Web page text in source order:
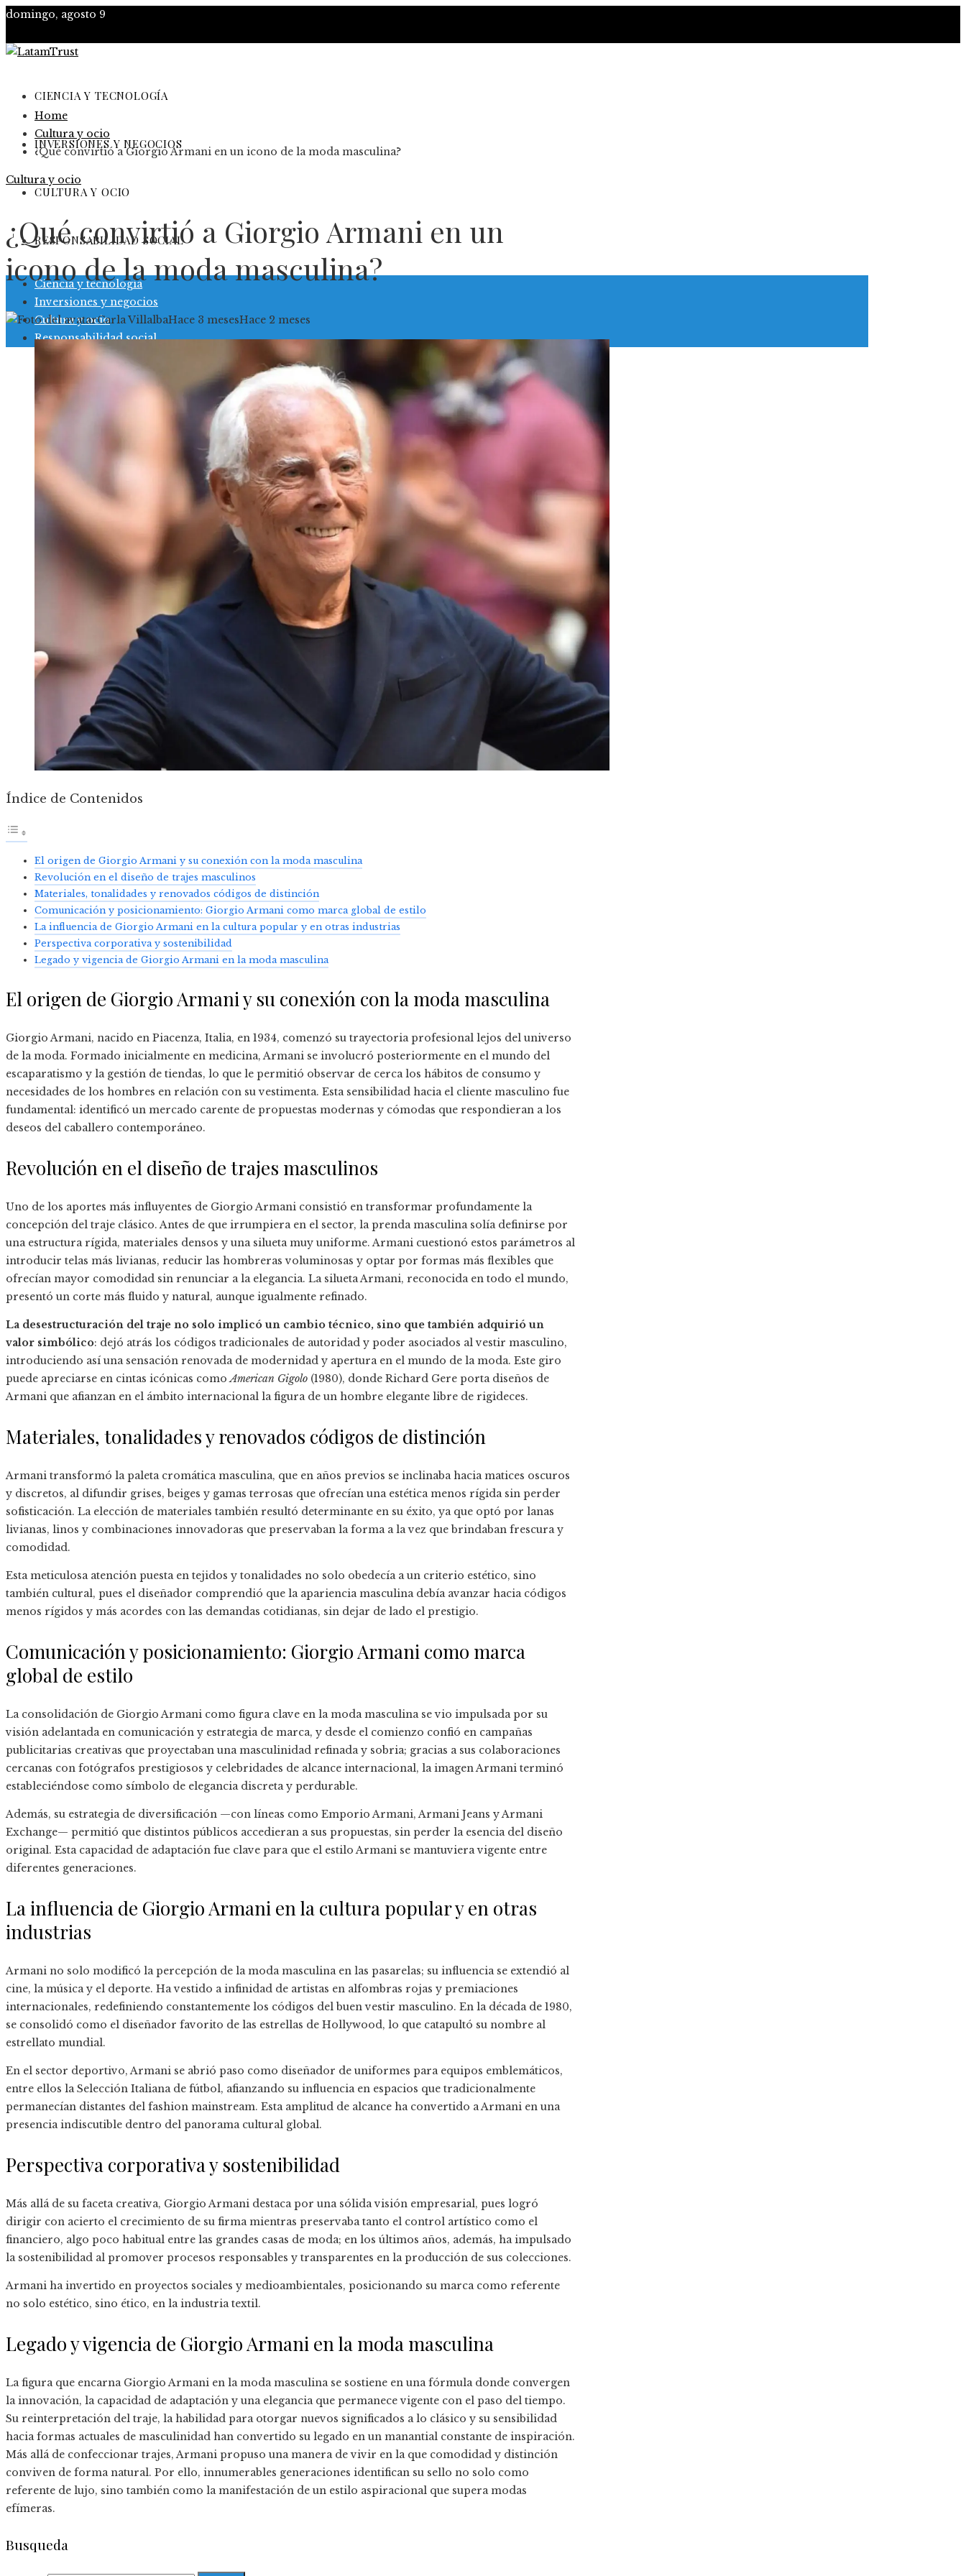
domingo, agosto 9
CIENCIA Y TECNOLOGÍA
INVERSIONES Y NEGOCIOS
CULTURA Y OCIO
RESPONSABILIDAD SOCIAL
Ciencia y tecnología
Inversiones y negocios
Cultura y ocio
Responsabilidad social
Home
Cultura y ocio
¿Qué convirtió a Giorgio Armani en un icono de la moda masculina?
Cultura y ocio
¿Qué convirtió a Giorgio Armani en un
icono de la moda masculina?
Carla VillalbaHace 3 mesesHace 2 meses
Índice de Contenidos
El origen de Giorgio Armani y su conexión con la moda masculina
Revolución en el diseño de trajes masculinos
Materiales, tonalidades y renovados códigos de distinción
Comunicación y posicionamiento: Giorgio Armani como marca global de estilo
La influencia de Giorgio Armani en la cultura popular y en otras industrias
Perspectiva corporativa y sostenibilidad
Legado y vigencia de Giorgio Armani en la moda masculina
El origen de Giorgio Armani y su conexión con la moda masculina
Giorgio Armani, nacido en Piacenza, Italia, en 1934, comenzó su trayectoria profesional lejos del universo
de la moda. Formado inicialmente en medicina, Armani se involucró posteriormente en el mundo del
escaparatismo y la gestión de tiendas, lo que le permitió observar de cerca los hábitos de consumo y
necesidades de los hombres en relación con su vestimenta. Esta sensibilidad hacia el cliente masculino fue
fundamental: identificó un mercado carente de propuestas modernas y cómodas que respondieran a los
deseos del caballero contemporáneo.
Revolución en el diseño de trajes masculinos
Uno de los aportes más influyentes de Giorgio Armani consistió en transformar profundamente la
concepción del traje clásico. Antes de que irrumpiera en el sector, la prenda masculina solía definirse por
una estructura rígida, materiales densos y una silueta muy uniforme. Armani cuestionó estos parámetros al
introducir telas más livianas, reducir las hombreras voluminosas y optar por formas más flexibles que
ofrecían mayor comodidad sin renunciar a la elegancia. La silueta Armani, reconocida en todo el mundo,
presentó un corte más fluido y natural, aunque igualmente refinado.
La desestructuración del traje no solo implicó un cambio técnico, sino que también adquirió un
valor simbólico: dejó atrás los códigos tradicionales de autoridad y poder asociados al vestir masculino,
introduciendo así una sensación renovada de modernidad y apertura en el mundo de la moda. Este giro
puede apreciarse en cintas icónicas comoAmerican Gigolo (1980), donde Richard Gere porta diseños de
Armani que afianzan en el ámbito internacional la figura de un hombre elegante libre de rigideces.
Materiales, tonalidades y renovados códigos de distinción
Armani transformó la paleta cromática masculina, que en años previos se inclinaba hacia matices oscuros
y discretos, al difundir grises, beiges y gamas terrosas que ofrecían una estética menos rígida sin perder
sofisticación. La elección de materiales también resultó determinante en su éxito, ya que optó por lanas
livianas, linos y combinaciones innovadoras que preservaban la forma a la vez que brindaban frescura y
comodidad.
Esta meticulosa atención puesta en tejidos y tonalidades no solo obedecía a un criterio estético, sino
también cultural, pues el diseñador comprendió que la apariencia masculina debía avanzar hacia códigos
menos rígidos y más acordes con las demandas cotidianas, sin dejar de lado el prestigio.
Comunicación y posicionamiento: Giorgio Armani como marca
global de estilo
La consolidación de Giorgio Armani como figura clave en la moda masculina se vio impulsada por su
visión adelantada en comunicación y estrategia de marca, y desde el comienzo confió en campañas
publicitarias creativas que proyectaban una masculinidad refinada y sobria; gracias a sus colaboraciones
cercanas con fotógrafos prestigiosos y celebridades de alcance internacional, la imagen Armani terminó
estableciéndose como símbolo de elegancia discreta y perdurable.
Además, su estrategia de diversificación —con líneas como Emporio Armani, Armani Jeans y Armani
Exchange— permitió que distintos públicos accedieran a sus propuestas, sin perder la esencia del diseño
original. Esta capacidad de adaptación fue clave para que el estilo Armani se mantuviera vigente entre
diferentes generaciones.
La influencia de Giorgio Armani en la cultura popular y en otras
industrias
Armani no solo modificó la percepción de la moda masculina en las pasarelas; su influencia se extendió al
cine, la música y el deporte. Ha vestido a infinidad de artistas en alfombras rojas y premiaciones
internacionales, redefiniendo constantemente los códigos del buen vestir masculino. En la década de 1980,
se consolidó como el diseñador favorito de las estrellas de Hollywood, lo que catapultó su nombre al
estrellato mundial.
En el sector deportivo, Armani se abrió paso como diseñador de uniformes para equipos emblemáticos,
entre ellos la Selección Italiana de fútbol, afianzando su influencia en espacios que tradicionalmente
permanecían distantes del fashion mainstream. Esta amplitud de alcance ha convertido a Armani en una
presencia indiscutible dentro del panorama cultural global.
Perspectiva corporativa y sostenibilidad
Más allá de su faceta creativa, Giorgio Armani destaca por una sólida visión empresarial, pues logró
dirigir con acierto el crecimiento de su firma mientras preservaba tanto el control artístico como el
financiero, algo poco habitual entre las grandes casas de moda; en los últimos años, además, ha impulsado
la sostenibilidad al promover procesos responsables y transparentes en la producción de sus colecciones.
Armani ha invertido en proyectos sociales y medioambientales, posicionando su marca como referente
no solo estético, sino ético, en la industria textil.
Legado y vigencia de Giorgio Armani en la moda masculina
La figura que encarna Giorgio Armani en la moda masculina se sostiene en una fórmula donde convergen
la innovación, la capacidad de adaptación y una elegancia que permanece vigente con el paso del tiempo.
Su reinterpretación del traje, la habilidad para otorgar nuevos significados a lo clásico y su sensibilidad
hacia formas actuales de masculinidad han convertido su legado en un manantial constante de inspiración.
Más allá de confeccionar trajes, Armani propuso una manera de vivir en la que comodidad y distinción
conviven de forma natural. Por ello, innumerables generaciones identifican su sello no solo como
referente de lujo, sino también como la manifestación de un estilo aspiracional que supera modas
efímeras.
Busqueda